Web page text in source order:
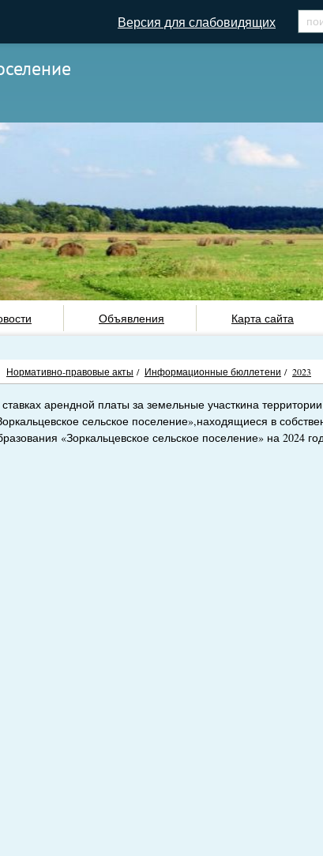
Версия для слабовидящих
Объявления Карта сайта
Нормативно-правовые акты / Информационные бюллетени / 2023
арендной платы за земельные участкина
сельское поселение»,находящиеся в
«Зоркальцевское сельское поселение» на 2024